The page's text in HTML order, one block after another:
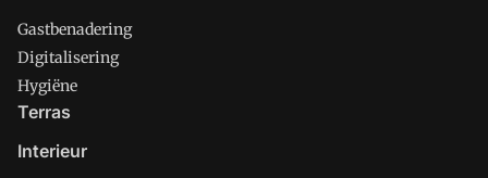
Gastbenadering
Digitalisering
Hygiëne
Terras
Interieur